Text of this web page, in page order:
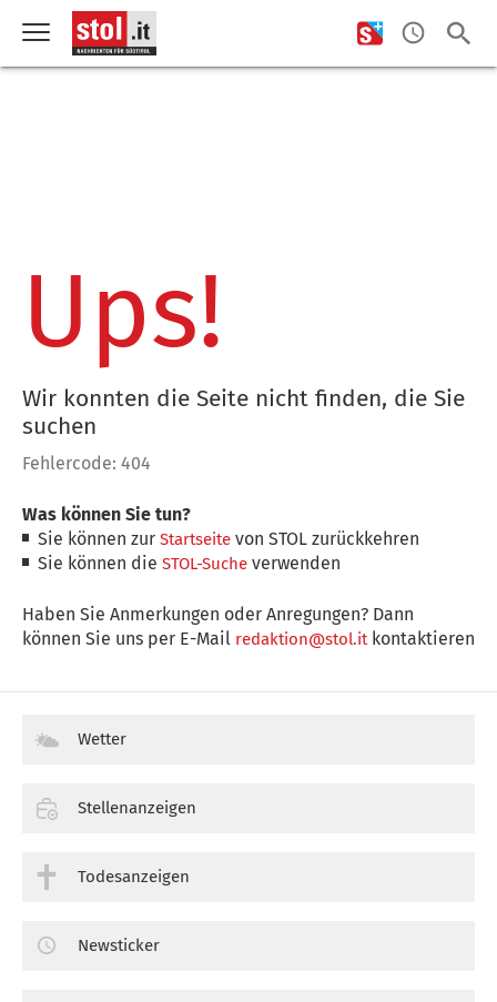
Ups!
Wir konnten die Seite nicht finden, die Sie
suchen
Fehlercode: 404
Was können Sie tun?
Sie können zurStartseite von STOL zurückkehren
Sie können dieSTOL-Suche verwenden
Haben Sie Anmerkungen oder Anregungen? Dann
können Sie uns per E-Mail redaktion@stol.itkontaktieren
Wetter
Stellenanzeigen
Todesanzeigen
Newsticker